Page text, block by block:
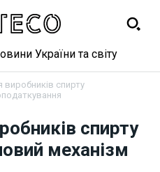
України та світу
виробників спирту
спирту
механізм